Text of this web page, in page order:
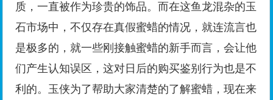
质，一直被作为珍贵的饰品。而在这鱼龙混杂的玉
石市场中，不仅存在真假蜜蜡的情况，就连流言也
是极多的，就一些刚接触蜜蜡的新手而言，会让他
们产生认知误区，这对日后的购买鉴别行为也是不
利的。玉侠为了帮助大家清楚的了解蜜蜡，现在来